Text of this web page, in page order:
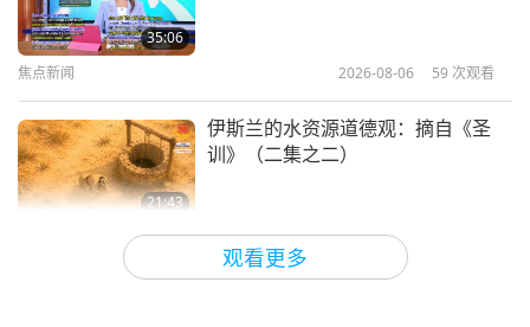
观看更多
35:06
焦点新闻 2026-08-06 59 次观看
21:43
伊斯兰的水资源道德观：摘自《圣
训》（二集之二）
2026-08-06